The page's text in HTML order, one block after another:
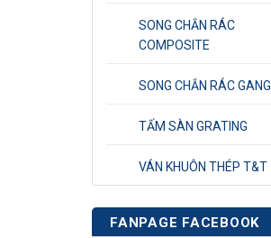
SONG CHẮN RÁC
COMPOSITE
SONG CHẮN RÁC GANG
TẤM SÀN GRATING
VÁN KHUÔN THÉP T&T
FANPAGE FACEBOOK